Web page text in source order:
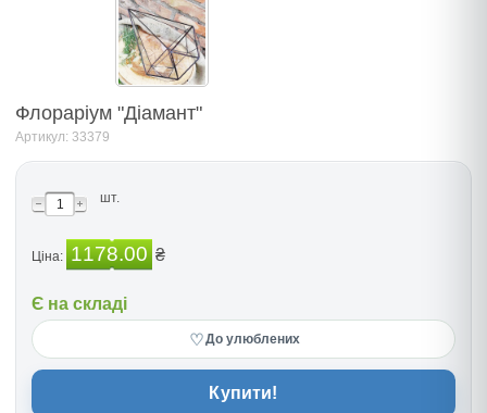
Флораріум "Діамант"
Артикул: 33379
шт.
Ціна: 1178.00 ₴
Є на складі
♡До улюблених
Купити!